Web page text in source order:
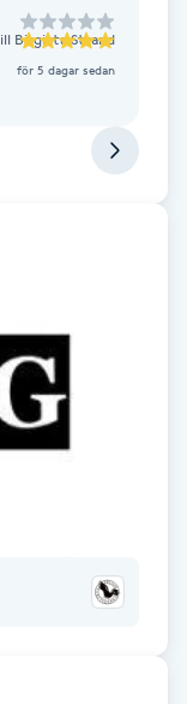
Birgitta Strand
för 5 dagar sedan